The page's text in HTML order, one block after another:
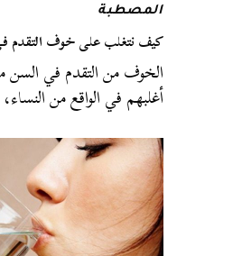
المصطبة
كيف نتغلب على خوف التقدم
الخوف من التقدم في السن
أغلبهم في الواقع من